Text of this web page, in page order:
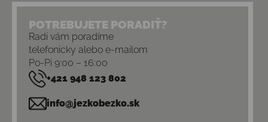
POTREBUJETE PORADIŤ?
Radi vám poradíme
telefonicky alebo e-mailom
Po-Pi 9:00 – 16:00
+421 948 123 802
info@jezkobezko.sk